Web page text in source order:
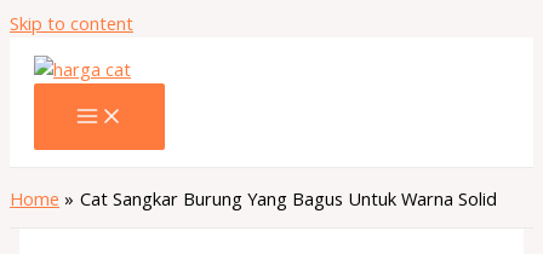
Skip to content
Home Cat Sangkar Burung Yang Bagus Untuk Warna Solid